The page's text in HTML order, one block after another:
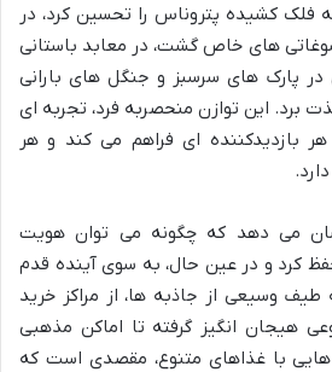
فلک کشیده پتروناس را تحسین کرد، در
های خاص گشت، در معابد باستانی
پارک های سرسبز و جنگل های بارانی
برد. این توازن منحصربه فرد، تجربه ای
بازدیدکننده ای فراهم می کند و هر
نشان می دهد که چگونه می توان هویت
کرد و در عین حال، به سوی آینده قدم
طیف وسیعی از جاذبه ها، از مراکز خرید
هیجان انگیز گرفته تا اماکن مذهبی
با غذاهای متنوع، مقصدی است که